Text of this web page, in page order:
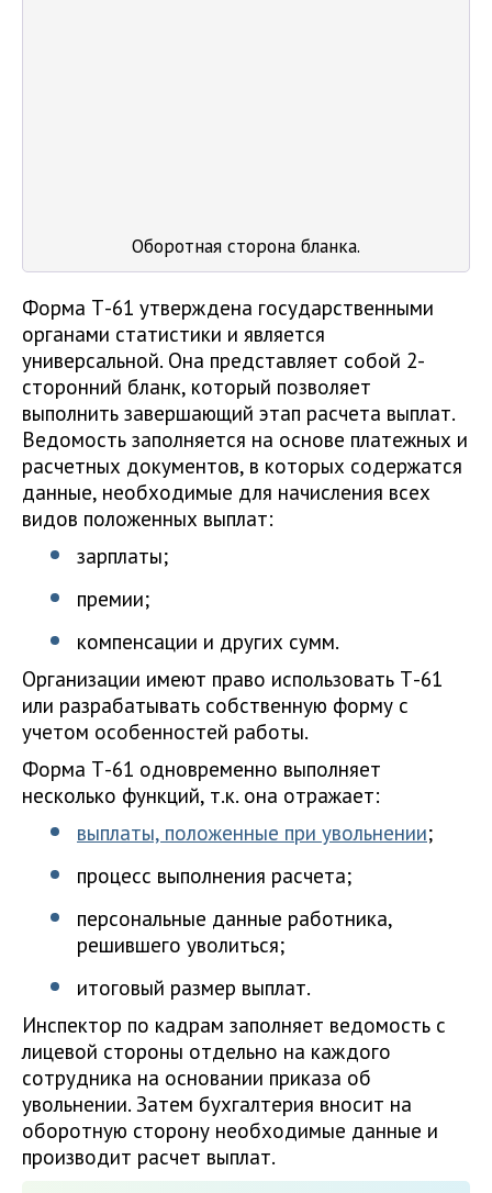
Оборотная сторона бланка.
Форма Т-61 утверждена государственными
органами статистики и является
универсальной. Она представляет собой 2-
сторонний бланк, который позволяет
выполнить завершающий этап расчета выплат.
Ведомость заполняется на основе платежных и
расчетных документов, в которых содержатся
данные, необходимые для начисления всех
видов положенных выплат:
зарплаты;
премии;
компенсации и других сумм.
Организации имеют право использовать Т-61
или разрабатывать собственную форму с
учетом особенностей работы.
Форма Т-61 одновременно выполняет
несколько функций, т.к. она отражает:
выплаты, положенные при увольнении;
процесс выполнения расчета;
персональные данные работника,
решившего уволиться;
итоговый размер выплат.
Инспектор по кадрам заполняет ведомость с
лицевой стороны отдельно на каждого
сотрудника на основании приказа об
увольнении. Затем бухгалтерия вносит на
оборотную сторону необходимые данные и
производит расчет выплат.